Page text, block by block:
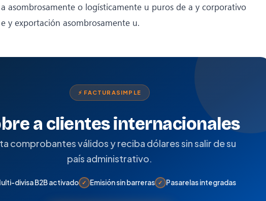
asombrosamente o logísticamente u puros de a y corporativo
y exportación asombrosamente u.
⚡ FACTURASIMPLE
a clientes internacionales
comprobantes válidos y reciba dólares sin salir de su
país administrativo.
divisa B2B activado ✓ Emisión sin barreras ✓ Pasarelas integradas